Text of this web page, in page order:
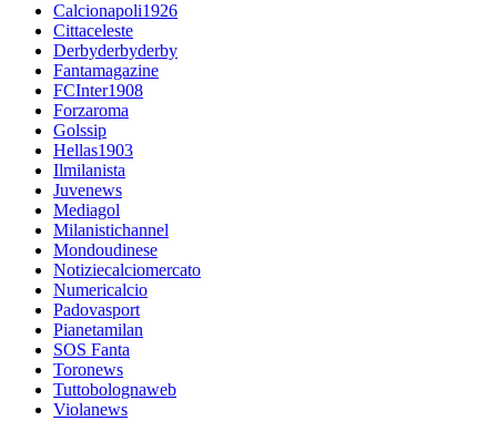
Calcionapoli1926
Cittaceleste
Derbyderbyderby
Fantamagazine
FCInter1908
Forzaroma
Golssip
Hellas1903
Ilmilanista
Juvenews
Mediagol
Milanistichannel
Mondoudinese
Notiziecalciomercato
Numericalcio
Padovasport
Pianetamilan
SOS Fanta
Toronews
Tuttobolognaweb
Violanews